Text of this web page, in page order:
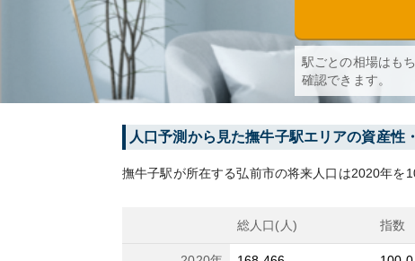
駅ごとの相場はも
確認できます。
人口予測から見た撫牛子駅エリアの資産性
撫牛子駅が所在する弘前市の将来人口は2020年を
総人口(人) 指数